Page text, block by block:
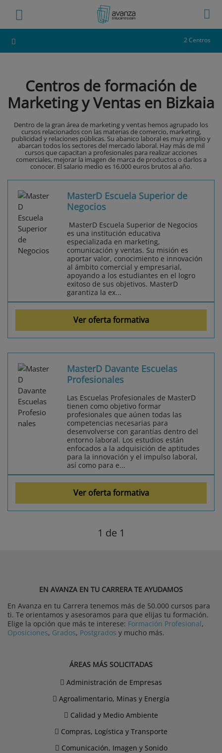
2 Centros
Centros de formación de
Marketing y Ventas en Bizkaia
Dentro de la gran área de marketing y ventas hemos agrupado los
cursos relacionados con las materias de comercio, marketing,
publicidad y relaciones públicas. Su abanico laboral es muy amplio y
abarcan todos los sectores del mercado laboral. Hay más de mil
cursos que capacitan a profesionales para realizar acciones
comerciales, mejorar la imagen de marca de productos o darlos a
conocer. El salario medio es 16.000 euros brutos al año.
MasterD Escuela Superior de
Negocios
MasterD Escuela Superior de Negocios
es una institución educativa
especializada en marketing,
comunicación y ventas. Su misión es
aportar valor, conocimiento e innovación
al ámbito comercial y empresarial,
apoyando a los estudiantes en el logro
exitoso de sus objetivos. MasterD
garantiza la ex...
Ver oferta formativa
MasterD Davante Escuelas
Profesionales
Las Escuelas Profesionales de MasterD
tienen como objetivo formar
profesionales que aúnen todas las
competencias necesarias para
desenvolverse con garantías dentro del
entorno laboral. Los estudios están
enfocados a la adquisición de aptitudes
para la innovación y el impulso laboral,
así como para e...
Ver oferta formativa
1 de 1
EN AVANZA EN TU CARRERA TE AYUDAMOS
En Avanza en tu Carrera tenemos más de 50.000 cursos para
ti. Te orientamos y asesoramos para que elijas tu formación.
Elige la opción que más te interese: Formación Profesional,
Oposiciones, Grados, Postgrados y mucho más.
ÁREAS MÁS SOLICITADAS
Administración de Empresas
Agroalimentario, Minas y Energía
Calidad y Medio Ambiente
Compras, Logística y Transporte
Comunicación, Imagen y Sonido